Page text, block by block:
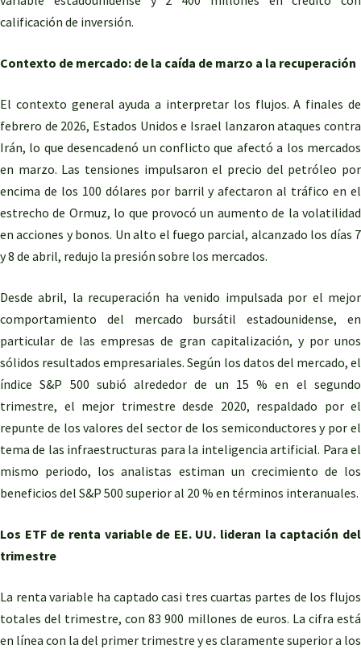
calificación de inversión.
Contexto de mercado: de la caída de marzo a la recuperación
El contexto general ayuda a interpretar los flujos. A finales de
febrero de 2026, Estados Unidos e Israel lanzaron ataques contra
Irán, lo que desencadenó un conflicto que afectó a los mercados
en marzo. Las tensiones impulsaron el precio del petróleo por
encima de los 100 dólares por barril y afectaron al tráfico en el
estrecho de Ormuz, lo que provocó un aumento de la volatilidad
en acciones y bonos. Un alto el fuego parcial, alcanzado los días 7
y 8 de abril, redujo la presión sobre los mercados.
Desde abril, la recuperación ha venido impulsada por el mejor
comportamiento del mercado bursátil estadounidense, en
particular de las empresas de gran capitalización, y por unos
sólidos resultados empresariales. Según los datos del mercado, el
índice S&P 500 subió alrededor de un 15 % en el segundo
trimestre, el mejor trimestre desde 2020, respaldado por el
repunte de los valores del sector de los semiconductores y por el
tema de las infraestructuras para la inteligencia artificial. Para el
mismo periodo, los analistas estiman un crecimiento de los
beneficios del S&P 500 superior al 20 % en términos interanuales.
Los ETF de renta variable de EE. UU. lideran la captación del
trimestre
La renta variable ha captado casi tres cuartas partes de los flujos
totales del trimestre, con 83 900 millones de euros. La cifra está
en línea con la del primer trimestre y es claramente superior a los